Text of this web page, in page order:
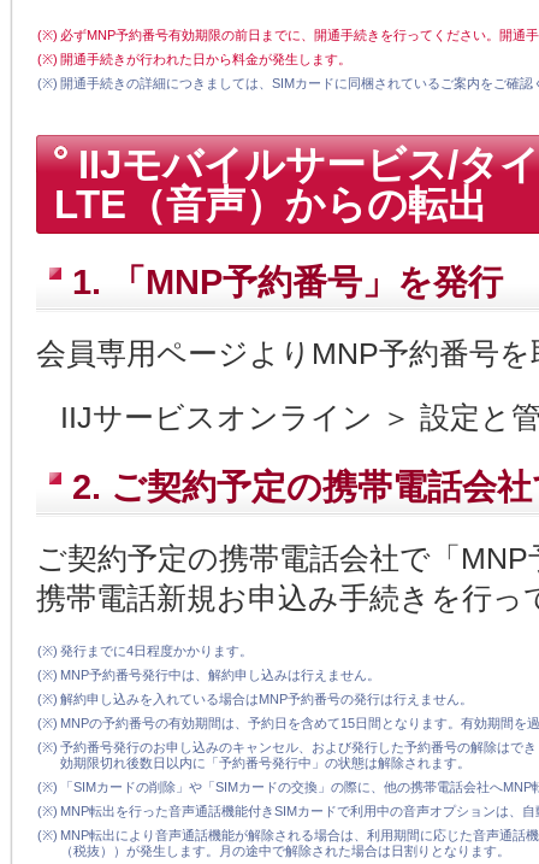
(※) 必ずMNP予約番号有効期限の前日までに、開通手続きを行ってください。開通
(※) 開通手続きが行われた日から料金が発生します。
(※) 開通手続きの詳細につきましては、SIMカードに同梱されているご案内をご確認
IIJモバイルサービス/タ
LTE（音声）からの転出
1. 「MNP予約番号」を発行
会員専用ページよりMNP予約番号
IIJサービスオンライン ＞ 設定と
2. ご契約予定の携帯電話会
ご契約予定の携帯電話会社で「
携帯電話新規お申込み手続きを行っ
(※) 発行までに4日程度かかります。
(※) MNP予約番号発行中は、解約申し込みは行えません。
(※) 解約申し込みを入れている場合はMNP予約番号の発行は行えません。
(※) MNPの予約番号の有効期間は、予約日を含めて15日間となります。有効期間を
(※) 予約番号発行のお申し込みのキャンセル、および発行した予約番号の解除はで
効期限切れ後数日以内に「予約番号発行中」の状態は解除されます。
(※)
「SIMカードの削除」や「SIMカードの交換」の際に、他の携帯電話会社へ
(※) MNP転出を行った音声通話機能付きSIMカードで利用中の音声オプションは、
(※) MNP転出により音声通話機能が解除される場合は、利用期間に応じた音声通話
（税抜））が発生します。月の途中で解除された場合は日割りとなります。